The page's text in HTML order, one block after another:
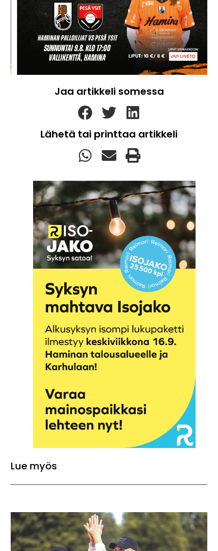
Jaa artikkeli somessa
Lähetä tai printtaa artikkeli
Lue myös